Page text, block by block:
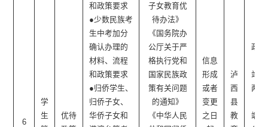
6
学
生
优待
和政策要求
●少数民族考
生中考加分
确认办理的
材料、流程
和政策要求
●归侨学生、
归侨子女、
华侨子女和
子女教育优
待办法》
《国务院办
公厅关于严
格执行党和
国家民族政
策有关问题
的通知》
《中华人民
信息
形成
或者
变更
之日
泸
西
县
教
政府
站、
两微
端、